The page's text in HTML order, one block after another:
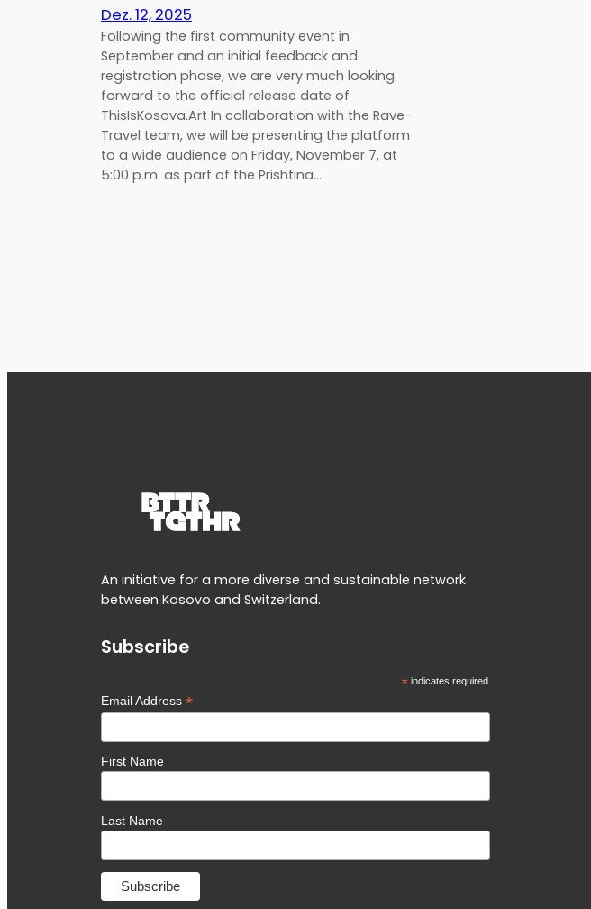
Dez. 12, 2025
Following the first community event in
September and an initial feedback and
registration phase, we are very much looking
forward to the official release date of
ThisIsKosova.Art In collaboration with the Rave-
Travel team, we will be presenting the platform
to a wide audience on Friday, November 7, at
5:00 p.m. as part of the Prishtina…
An initiative for a more diverse and sustainable network
between Kosovo and Switzerland.
Subscribe
* indicates required
Email Address *
First Name
Last Name